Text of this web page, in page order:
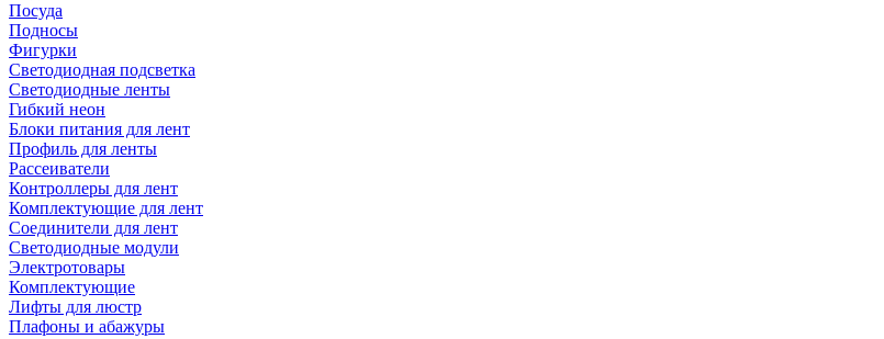
Посуда
Подносы
Фигурки
Светодиодная подсветка
Светодиодные ленты
Гибкий неон
Блоки питания для лент
Профиль для ленты
Рассеиватели
Контроллеры для лент
Комплектующие для лент
Соединители для лент
Светодиодные модули
Электротовары
Комплектующие
Лифты для люстр
Плафоны и абажуры